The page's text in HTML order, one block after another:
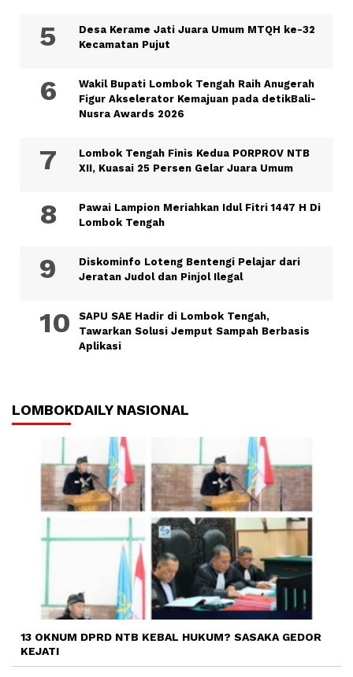
Desa Kerame Jati Juara Umum MTQH ke-32
Kecamatan Pujut
Wakil Bupati Lombok Tengah Raih Anugerah
Figur Akselerator Kemajuan pada detikBali-
Nusra Awards 2026
Lombok Tengah Finis Kedua PORPROV NTB
XII, Kuasai 25 Persen Gelar Juara Umum
Pawai Lampion Meriahkan Idul Fitri 1447 H Di
Lombok Tengah
Diskominfo Loteng Bentengi Pelajar dari
Jeratan Judol dan Pinjol Ilegal
SAPU SAE Hadir di Lombok Tengah,
Tawarkan Solusi Jemput Sampah Berbasis
Aplikasi
LOMBOKDAILY NASIONAL
13 OKNUM DPRD NTB KEBAL HUKUM? SASAKA GEDOR
KEJATI